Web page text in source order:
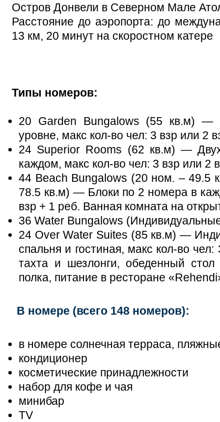
Остров Донвели в Северном Мале
Расстояние до аэропорта: до
13 км, 20 минут на скоростном катере
Типы номеров:
20 Garden Bungalows (55 кв.м) —
уровне, макс кол-во чел: 3 взр или 2
24 Superior Rooms (62 кв.м) —
каждом, макс кол-во чел: 3 взр или 2
44 Beach Bungalows (20 ном. – 49.5
78.5 кв.м) — Блоки по 2 номера в
взр + 1 реб. Ванная комната на
36 Water Bungalows
24 Over Water Suites (85 кв.м) —
спальня и гостиная, макс кол-во
тахта и шезлонги, обеденный
полка, питание в ресторане
В номере (всего 148 номеров):
в номере солнечная терраса,
кондиционер
косметические принадлежности
набор для кофе и чая
минибар
TV